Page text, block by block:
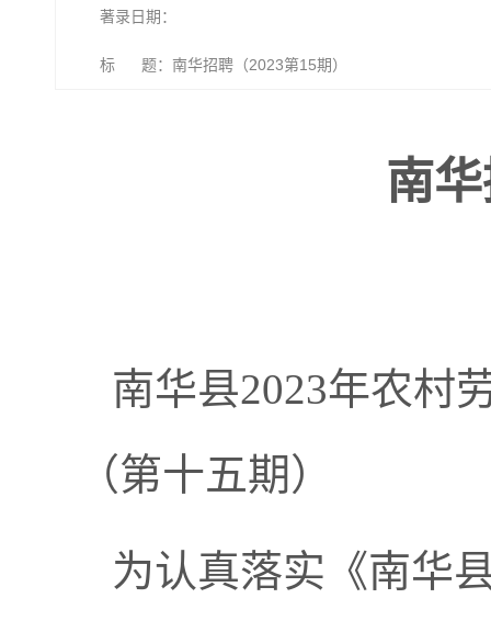
著录日期：
标 题：南华招聘（2023第15期）
南
南华县2023年农村
（第十五期）
为认真落实《南华